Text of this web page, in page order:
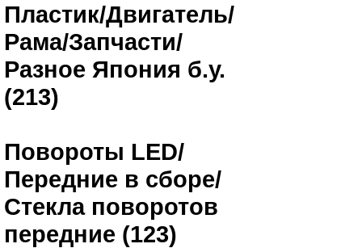
Пластик/Двигатель/
Рама/Запчасти/
Разное Япония б.у.
(213)
Повороты LED/
Передние в сборе/
Стекла поворотов
передние (123)